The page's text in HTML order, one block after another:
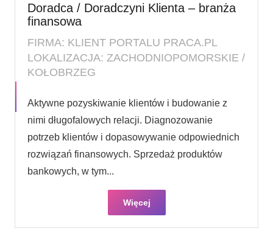
Doradca / Doradczyni Klienta – branża
finansowa
FIRMA: KLIENT PORTALU PRACA.PL
LOKALIZACJA: ZACHODNIOPOMORSKIE /
KOŁOBRZEG
Aktywne pozyskiwanie klientów i budowanie z
nimi długofalowych relacji. Diagnozowanie
potrzeb klientów i dopasowywanie odpowiednich
rozwiązań finansowych. Sprzedaż produktów
bankowych, w tym...
Więcej